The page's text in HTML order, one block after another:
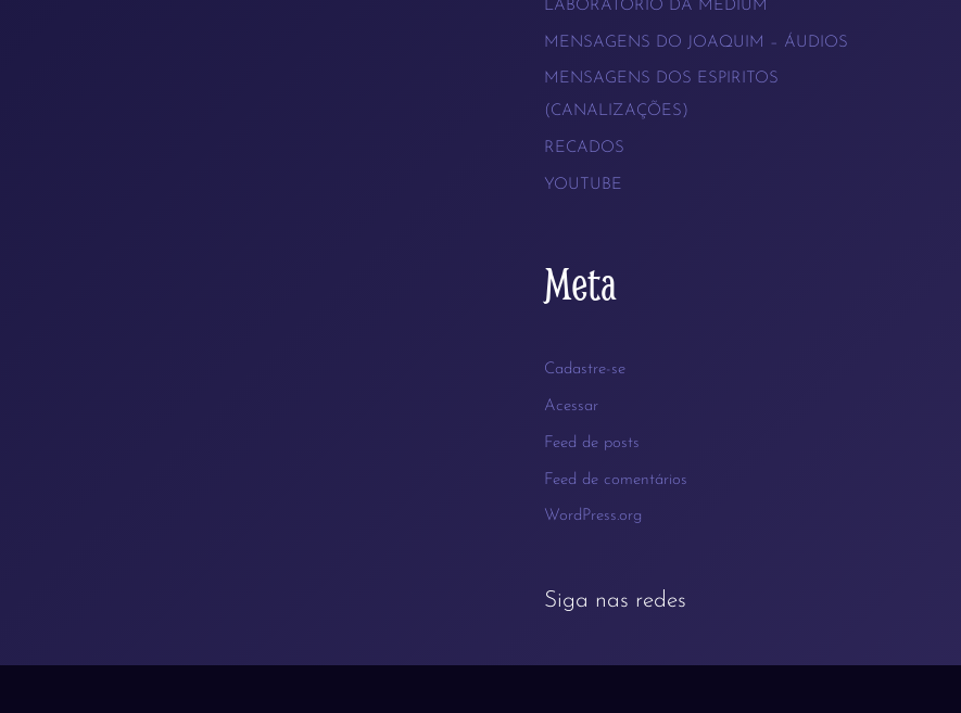
LABORATÓRIO DA MÉDIUM
MENSAGENS DO JOAQUIM – ÁUDIOS
MENSAGENS DOS ESPIRITOS
(CANALIZAÇÕES)
RECADOS
YOUTUBE
Meta
Cadastre-se
Acessar
Feed de posts
Feed de comentários
WordPress.org
Siga nas redes